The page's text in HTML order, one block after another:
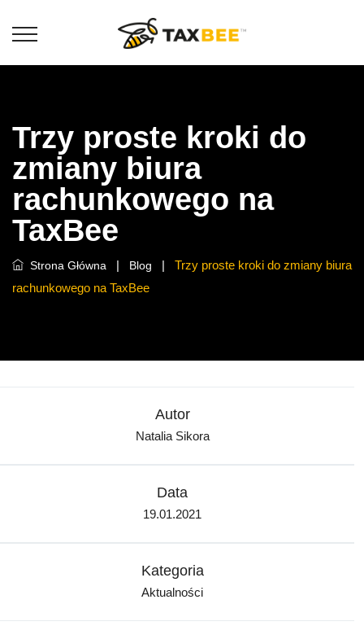
Trzy proste kroki do
zmiany biura
rachunkowego na
TaxBee
Strona Główna | Blog |
Trzy proste kroki do zmiany biura
rachunkowego na TaxBee
Autor
Natalia Sikora
Data
19.01.2021
Kategoria
Aktualności